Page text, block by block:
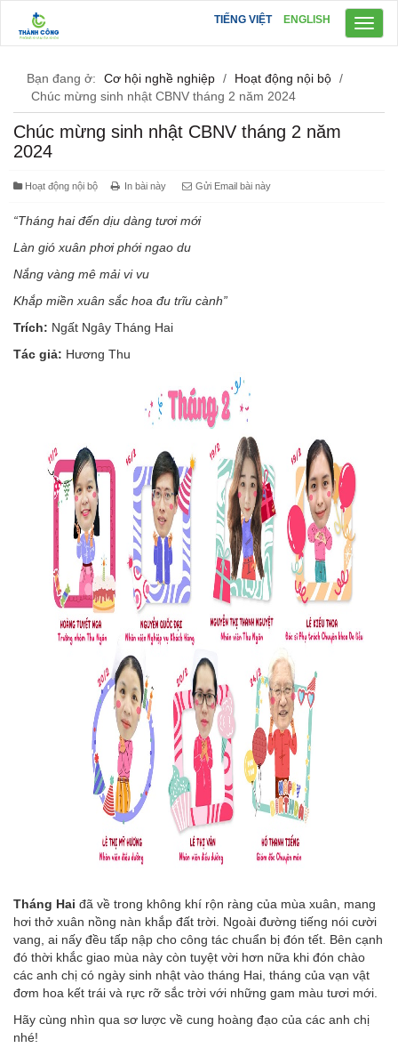
TIẾNG VIỆT ENGLISH
Bạn đang ở: Cơ hội nghề nghiệp / Hoạt động nội bộ /
Chúc mừng sinh nhật CBNV tháng 2 năm 2024
Chúc mừng sinh nhật CBNV tháng 2 năm
2024
Hoạt động nội bộ In bài này Gửi Email bài này
“Tháng hai đến dịu dàng tươi mới
Làn gió xuân phơi phới ngao du
Nắng vàng mê mải vi vu
Khắp miền xuân sắc hoa đu trĩu cành”
Trích: Ngất Ngây Tháng Hai
Tác giả: Hương Thu
Tháng Hai đã về trong không khí rộn ràng của mùa xuân, mang
hơi thở xuân nồng nàn khắp đất trời. Ngoài đường tiếng nói cười
vang, ai nấy đều tấp nập cho công tác chuẩn bị đón tết. Bên cạnh
đó thời khắc giao mùa này còn tuyệt vời hơn nữa khi đón chào
các anh chị có ngày sinh nhật vào tháng Hai, tháng của vạn vật
đơm hoa kết trái và rực rỡ sắc trời với những gam màu tươi mới.
Hãy cùng nhìn qua sơ lược về cung hoàng đạo của các anh chị
nhé!